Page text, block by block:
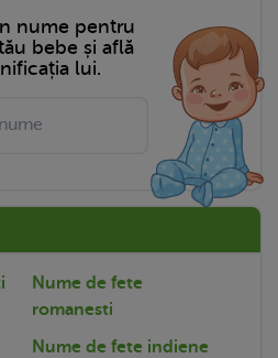
nume pentru
bebe și află
lui.
Nume de fete
romanesti
Nume de fete indiene